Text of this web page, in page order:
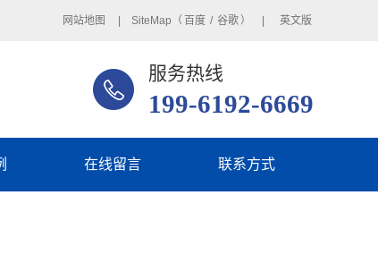
网站地图 | SiteMap（ 百度 / 谷歌 ） | 英文版
服务热线
199-6192-6669
在线留言 联系方式